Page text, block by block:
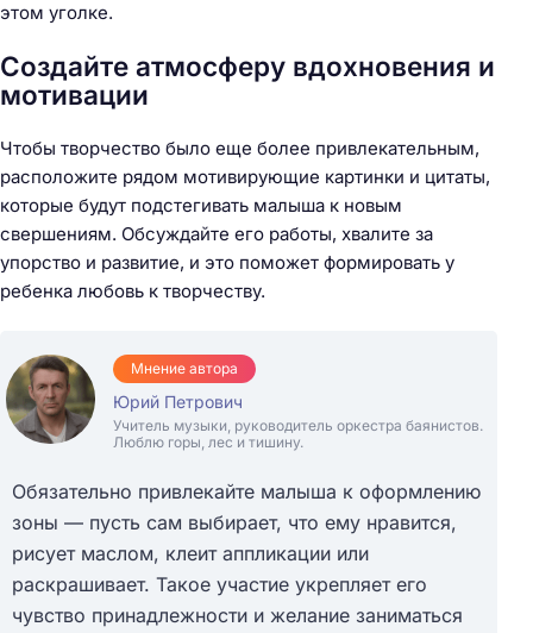
этом уголке.
Создайте атмосферу вдохновения и
мотивации
Чтобы творчество было еще более привлекательным,
расположите рядом мотивирующие картинки и цитаты,
которые будут подстегивать малыша к новым
свершениям. Обсуждайте его работы, хвалите за
упорство и развитие, и это поможет формировать у
ребенка любовь к творчеству.
Мнение автора
Юрий Петрович
Учитель музыки, руководитель оркестра баянистов.
Люблю горы, лес и тишину.
Обязательно привлекайте малыша к оформлению
зоны — пусть сам выбирает, что ему нравится,
рисует маслом, клеит аппликации или
раскрашивает. Такое участие укрепляет его
чувство принадлежности и желание заниматься